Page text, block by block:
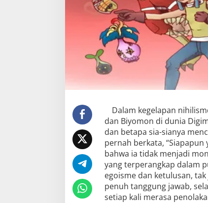
Dalam kegelapan
dan Biyomon di dunia
dan betapa sia-sianya
pernah berkata,
bahwa ia tidak menjadi
yang terperangkap dalam
egoisme dan ketulusan,
penuh tanggung jawab,
setiap kali merasa